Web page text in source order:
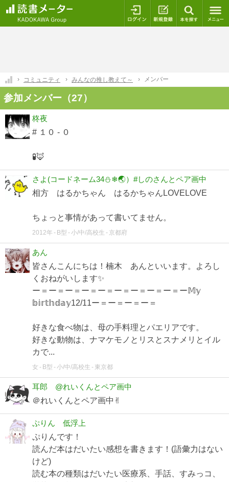
ログイン 新規登録
コミュニティ みんなの推し教えて～ メンバー
参加メンバー（27）
柊夜
# １０ - ０
🧪🦊
さよ(コードネーム34⛄❄🌏）#しのさんとペア画中
相方 はるかちゃん はるかちゃんLOVELOVE
ちょっと事情があって書いてません。
2012年 B型 小/中/高校生 京都府
あん
皆さんこんにちは！楠木 あんといいます。よろし
くおねがいします✨
ー＝ー＝ー＝ー＝ー＝ー＝ー＝ー＝ー＝ー𝕄𝕪
𝕓𝕚𝕣𝕥𝕙𝕕𝕒𝕪12/11ー＝ー＝ー＝ー＝
好きな食べ物は、母の手料理とパエリアです。
好きな動物は、ナマケモノとリスとスナメリとイル
カで...
女 B型 小/中/高校生 東京都
耳郎 @れいくんとペア画中
＠れいくんとペア画中✌︎
ぷりん 低浮上
ぷりんです！
読んだ本はだいたい感想を書きます！(語彙力はない
けど)
読む本の種類はだいたい医療系、手話、すみっコ、